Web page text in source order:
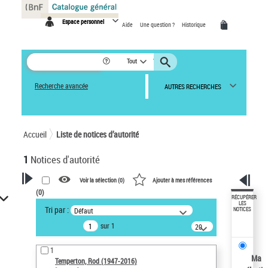
Espace personnel Aide Une question ? Historique
Tout
Recherche avancée AUTRES RECHERCHES
Accueil Liste de notices d’autorité
1 Notices d'autorité
VOTRE RECHERCHE
Recherche avancée dans les
notices d’autorité
Œuvres liées à l'auteur :
Temperton, Rod (1947-2016)
Voir la sélection (0) Ajouter à mes références
(0)
Tri par : Défaut
sur 1
20
résultats/page
1
Temperton, Rod (1947-2016)
RÉCUPÉRER
LES
NOTICES
Ma
Panneau de gestion des cookies